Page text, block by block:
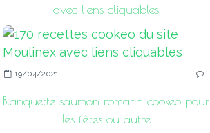
avec liens cliquables
19/04/2021 …
Blanquette saumon romarin cookeo pour
les fêtes ou autre